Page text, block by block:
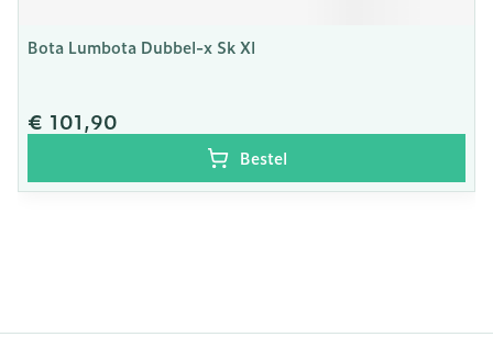
Bota Lumbota Dubbel-x Sk Xl
€ 101,90
Bestel